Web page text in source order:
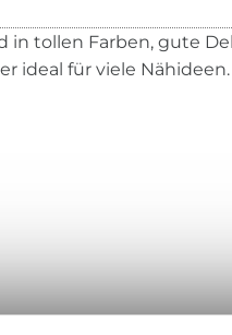
tollen Farben, gute
ideal für viele Nähideen.